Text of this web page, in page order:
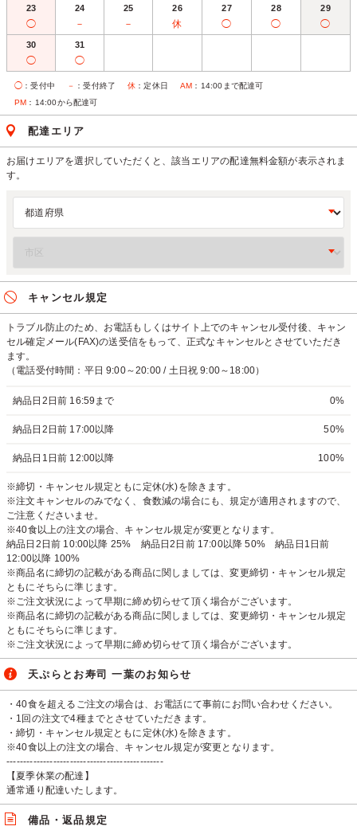
23
◯
24
－
25
－
26
休
27
◯
28
◯
29
◯
30
◯
31
◯
◯ ：受付中 － ：受付終了 休 ：定休日 AM ：14:00まで配達可
PM ：14:00から配達可
配達エリア
お届けエリアを選択していただくと、該当エリアの配達無料金額が表示されま
す。
キャンセル規定
トラブル防止のため、お電話もしくはサイト上でのキャンセル受付後、キャン
セル確定メール(FAX)の送受信をもって、正式なキャンセルとさせていただき
ます。
（電話受付時間：平日 9:00～20:00 / 土日祝 9:00～18:00）
納品日2日前 16:59まで 0%
納品日2日前 17:00以降 50%
納品日1日前 12:00以降 100%
※締切・キャンセル規定ともに定休(水)を除きます。
※注文キャンセルのみでなく、食数減の場合にも、規定が適用されますので、
ご注意くださいませ。
※40食以上の注文の場合、キャンセル規定が変更となります。
納品日2日前 10:00以降 25% 納品日2日前 17:00以降 50% 納品日1日前
12:00以降 100%
※商品名に締切の記載がある商品に関しましては、変更締切・キャンセル規定
ともにそちらに準じます。
※ご注文状況によって早期に締め切らせて頂く場合がございます。
※商品名に締切の記載がある商品に関しましては、変更締切・キャンセル規定
ともにそちらに準じます。
※ご注文状況によって早期に締め切らせて頂く場合がございます。
天ぷらとお寿司 一葉のお知らせ
・40食を超えるご注文の場合は、お電話にて事前にお問い合わせください。
・1回の注文で4種までとさせていただきます。
・締切・キャンセル規定ともに定休(水)を除きます。
※40食以上の注文の場合、キャンセル規定が変更となります。
-----------------------------------------------
【夏季休業の配達】
通常通り配達いたします。
備品・返品規定